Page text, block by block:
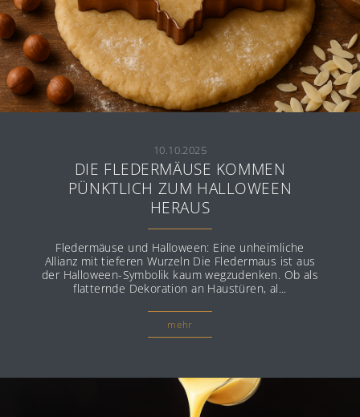
10.10.2025
DIE FLEDERMÄUSE KOMMEN
PÜNKTLICH ZUM HALLOWEEN
HERAUS
Fledermäuse und Halloween: Eine unheimliche
Allianz mit tieferen Wurzeln Die Fledermaus ist aus
der Halloween-Symbolik kaum wegzudenken. Ob als
flatternde Dekoration an Haustüren, al...
mehr